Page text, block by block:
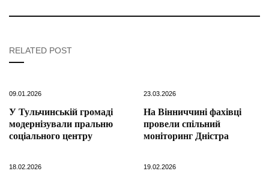
RELATED POST
09.01.2026
У Тульчинській громаді
модернізували пральню
соціального центру
23.03.2026
На Вінниччині фахівці
провели спільний
моніторинг Дністра
18.02.2026 19.02.2026